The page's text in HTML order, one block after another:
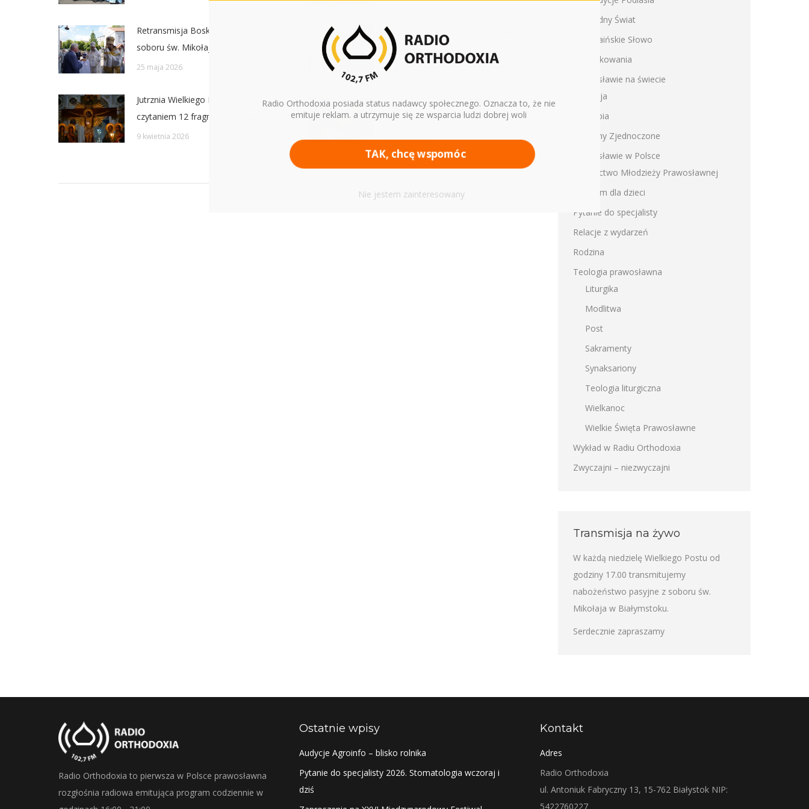
Retransmisja Boskiej Liturgii z
soboru św. Mikołaja w Białymstoku
25 maja 2026
Rozmowa o Sakramencie spowiedzi
z ks. Adamem Sawickim
10 kwietnia 2026
Jutrznia Wielkiego Piątku z
czytaniem 12 fragmentów Ewangelii
9 kwietnia 2026
Cel postu. Czyli jak przygotować się
do święta Paschy?- ks. Marek
31 marca 2026
Trudny Świat
Ukraińskie Słowo
Podziękowania
Prawosławie na świecie
Rosja
Serbia
Stany Zjednoczone
Prawosławie w Polsce
Bractwo Młodzieży Prawosławnej
Program dla dzieci
Pytanie do specjalisty
Relacje z wydarzeń
Rodzina
Teologia prawosławna
Liturgika
Modlitwa
Post
Sakramenty
Synaksariony
Teologia liturgiczna
Wielkanoc
Wielkie Święta Prawosławne
Wykład w Radiu Orthodoxia
Zwyczajni – niezwyczajni
Transmisja na żywo
W każdą niedzielę Wielkiego Postu od
godziny 17.00 transmitujemy
nabożeństwo pasyjne z soboru św.
Mikołaja w Białymstoku.
Serdecznie zapraszamy
Radio Orthodoxia to pierwsza w Polsce prawosławna
rozgłośnia radiowa emitująca program codziennie w
Ostatnie wpisy
Audycje Agroinfo – blisko rolnika
Pytanie do specjalisty 2026. Stomatologia wczoraj i
dziś
Kontakt
Adres
Radio Orthodoxia
ul. Antoniuk Fabryczny 13, 15-762 Białystok NIP:
5422760227
Radio Orthodoxia posiada status nadawcy społecznego. Oznacza to, że nie
emituje reklam. a utrzymuje się ze wsparcia ludzi dobrej woli
Nie jestem zainteresowany
TAK, chcę wspomóc